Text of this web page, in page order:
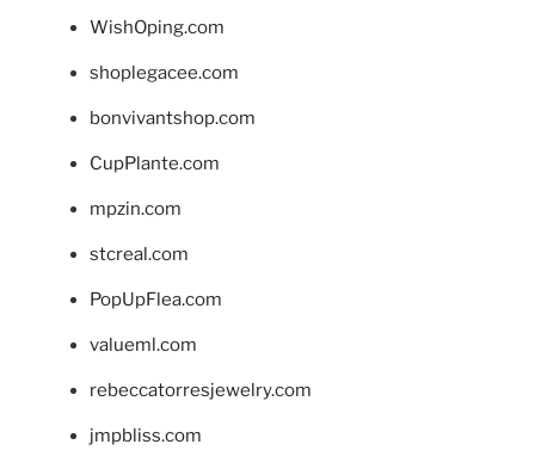
WishOping.com
shoplegacee.com
bonvivantshop.com
CupPlante.com
mpzin.com
stcreal.com
PopUpFlea.com
valueml.com
rebeccatorresjewelry.com
jmpbliss.com